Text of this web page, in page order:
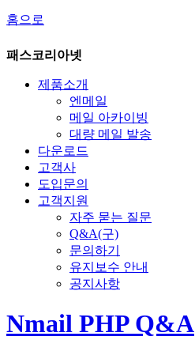
홈으로
패스코리아넷
제품소개
엔메일
메일 아카이빙
대량 메일 발송
다운로드
고객사
도입문의
고객지원
자주 묻는 질문
Q&A(구)
문의하기
유지보수 안내
공지사항
Nmail PHP Q&A